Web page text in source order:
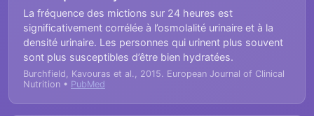
La fréquence des mictions sur 24 heures est
significativement corrélée à l’osmolalité urinaire et à la
densité urinaire. Les personnes qui urinent plus souvent
sont plus susceptibles d’être bien hydratées.
Burchfield, Kavouras et al., 2015. European Journal of Clinical
Nutrition • PubMed